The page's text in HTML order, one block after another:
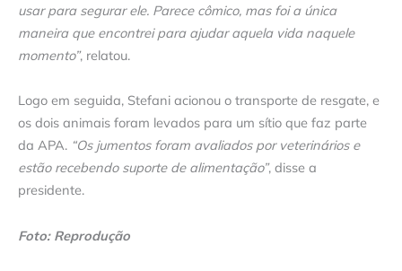
usar para segurar ele. Parece cômico, mas foi a única
maneira que encontrei para ajudar aquela vida naquele
momento”, relatou.
Logo em seguida, Stefani acionou o transporte de resgate, e
os dois animais foram levados para um sítio que faz parte
da APA. “Os jumentos foram avaliados por veterinários e
estão recebendo suporte de alimentação”, disse a
presidente.
Foto: Reprodução